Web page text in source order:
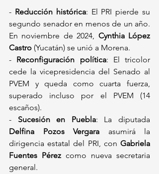
- Reducción histórica: El PRI pierde su
segundo senador en menos de un año.
En noviembre de 2024, Cynthia López
Castro (Yucatán) se unió a Morena.
- Reconfiguración política: El tricolor
cede la vicepresidencia del Senado al
PVEM y queda como cuarta fuerza,
superado incluso por el PVEM (14
escaños).
- Sucesión en Puebla
Delfina Pozos Vergara asumirá la
dirigencia estatal del PRI, con Gabriela
Fuentes Pérez como nueva secretaria
general.